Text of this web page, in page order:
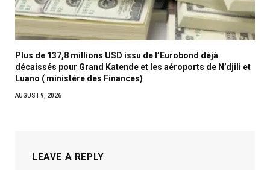
Plus de 137,8 millions USD issu de l’Eurobond déjà
décaissés pour Grand Katende et les aéroports de N’djili et
Luano ( ministère des Finances)
AUGUST 9, 2026
LEAVE A REPLY